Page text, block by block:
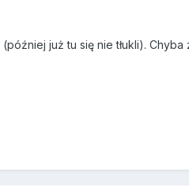
już tu się nie tłukli).